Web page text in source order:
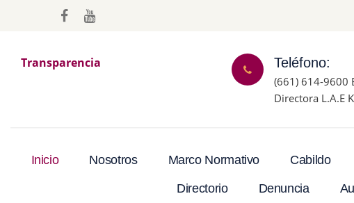
Transparencia Teléfono:
(661) 614-9600
Directora L.A.E
Inicio Nosotros Marco Normativo Cabildo
Directorio Denuncia